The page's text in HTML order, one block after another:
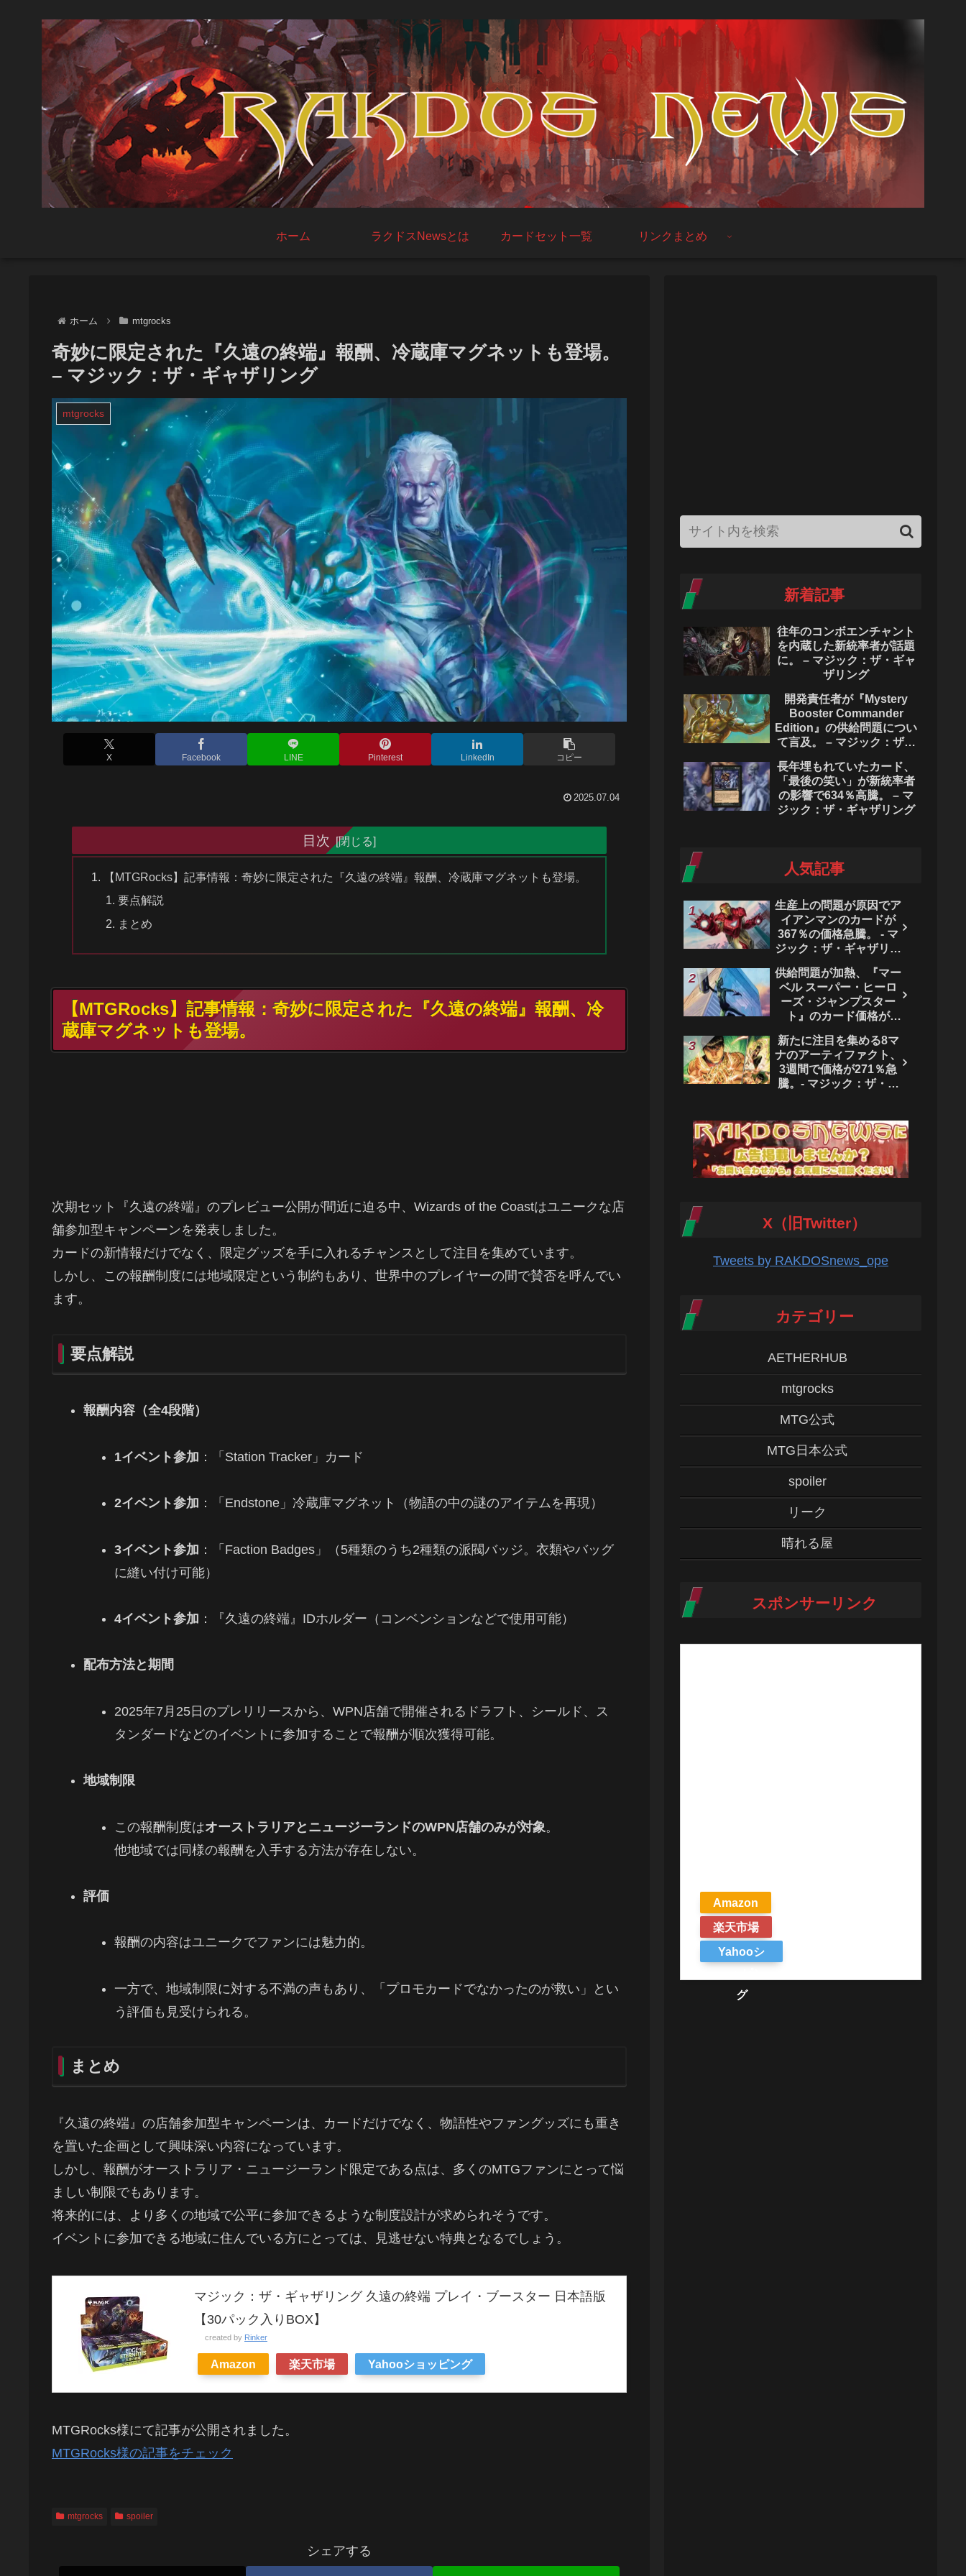
ホーム ラクドスNewsとは カードセット一覧 リンクまとめ
ホーム mtgrocks
奇妙に限定された『久遠の終端』報酬、冷蔵庫マグネットも登場。
– マジック：ザ・ギャザリング
mtgrocks
X Facebook LINE Pinterest LinkedIn コピー
2025.07.04
目次
【MTGRocks】記事情報：奇妙に限定された『久遠の終端』報酬、冷蔵庫マグネットも登場。
要点解説
まとめ
【MTGRocks】記事情報：奇妙に限定された『久遠の終端』報酬、冷
蔵庫マグネットも登場。
次期セット『久遠の終端』のプレビュー公開が間近に迫る中、Wizards of the Coastはユニークな店
舗参加型キャンペーンを発表しました。
カードの新情報だけでなく、限定グッズを手に入れるチャンスとして注目を集めています。
しかし、この報酬制度には地域限定という制約もあり、世界中のプレイヤーの間で賛否を呼んでい
ます。
要点解説
報酬内容（全4段階）
1イベント参加 ：「Station Tracker」カード
2イベント参加 ：「Endstone」冷蔵庫マグネット（物語の中の謎のアイテムを再現）
3イベント参加 ：「Faction Badges」（5種類のうち2種類の派閥バッジ。衣類やバッグ
に縫い付け可能）
4イベント参加 ：『久遠の終端』IDホルダー（コンベンションなどで使用可能）
配布方法と期間
2025年7月25日のプレリリースから、WPN店舗で開催されるドラフト、シールド、ス
タンダードなどのイベントに参加することで報酬が順次獲得可能。
地域制限
この報酬制度はオーストラリアとニュージーランドのWPN店舗のみが対象 。
他地域では同様の報酬を入手する方法が存在しない。
評価
報酬の内容はユニークでファンには魅力的。
一方で、地域制限に対する不満の声もあり、「プロモカードでなかったのが救い」とい
う評価も見受けられる。
まとめ
『久遠の終端』の店舗参加型キャンペーンは、カードだけでなく、物語性やファングッズにも重き
を置いた企画として興味深い内容になっています。
しかし、報酬がオーストラリア・ニュージーランド限定である点は、多くのMTGファンにとって悩
ましい制限でもあります。
将来的には、より多くの地域で公平に参加できるような制度設計が求められそうです。
イベントに参加できる地域に住んでいる方にとっては、見逃せない特典となるでしょう。
マジック：ザ・ギャザリング 久遠の終端 プレイ・ブースター 日本語版
【30パック入りBOX】
created by Rinker
Amazon 楽天市場 Yahooショッピング
MTGRocks様にて記事が公開されました。
MTGRocks様の記事をチェック
mtgrocks spoiler
シェアする
新着記事
往年のコンボエンチャント
を内蔵した新統率者が話題
に。 – マジック：ザ・ギャ
ザリング
開発責任者が『Mystery
Booster Commander
Edition』の供給問題につい
て言及。 – マジック：ザ・
長年埋もれていたカード、
「最後の笑い」が新統率者
の影響で634％高騰。 – マ
ジック：ザ・ギャザリング
人気記事
生産上の問題が原因でア
イアンマンのカードが
367％の価格急騰。 - マ
ジック：ザ・ギャザリン
供給問題が加熱、『マー
ベル スーパー・ヒーロ
ーズ・ジャンプスター
ト』のカード価格が
ク：ザ・ギャザリング
新たに注目を集める8マ
ナのアーティファクト、
3週間で価格が271％急
騰。- マジック：ザ・ギ
X（旧Twitter）
Tweets by RAKDOSnews_ope
カテゴリー
AETHERHUB
mtgrocks
MTG公式
MTG日本公式
spoiler
リーク
晴れる屋
スポンサーリンク
Amazon
楽天市場
Yahooシ
グ